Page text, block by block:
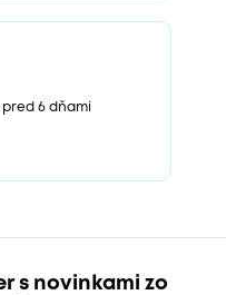
6 dňami
s novinkami zo